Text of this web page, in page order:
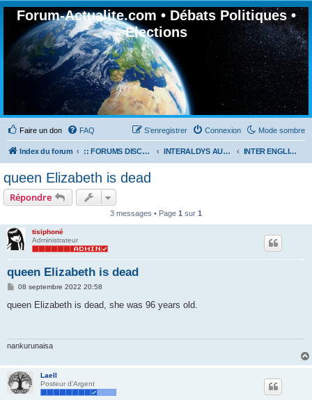
Forum-Actualite.com • Débats Politiques •
Elections
Faire un don Mode sombre
FAQ Connexion
S’enregistrer
Index du forum :: FORUMS DISCUSSION GÉNÉRALES INTERALDYS AUTOUR DU MONDE INTER ENGLISH TALK
queen Elizabeth is dead
Répondre
3 messages • Page 1 sur 1
tisiphoné
Administrateur
queen Elizabeth is dead
M
s
08 septembre 2022 20:58
queen Elizabeth is dead, she was 96 years old.
nankurunaisa
Laell
Posteur d'Argent